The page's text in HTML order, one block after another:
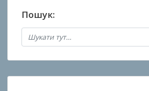
н
о
в
Пошук: